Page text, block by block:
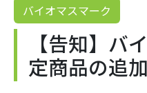
バイオマスマーク
【告知】バ
定商品の追